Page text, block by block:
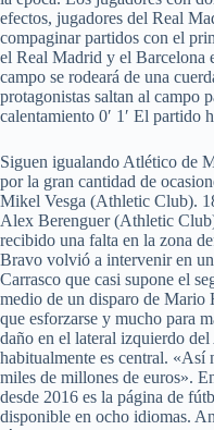
efectos, jugadores del Real
compaginar partidos con el
el Real Madrid y el Barcelona
campo se rodeará de una
protagonistas saltan al campo
calentamiento 0′ 1′ El partido
Siguen igualando Atlético de
por la gran cantidad de
Mikel Vesga (Athletic Club).
Alex Berenguer (Athletic
recibido una falta en la zona
Bravo volvió a intervenir en
Carrasco que casi supone el
medio de un disparo de Mario
que esforzarse y mucho para
daño en el lateral izquierdo
habitualmente es central.
miles de millones de euros».
desde 2016 es la página de
disponible en ocho idiomas.